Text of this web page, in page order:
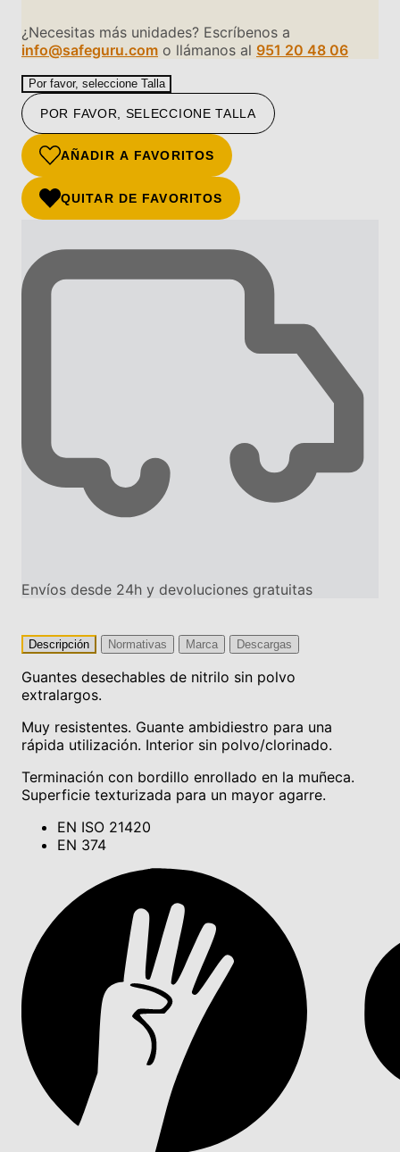
¿Necesitas más unidades? Escríbenos a
info@safeguru.com o llámanos al 951 20 48 06
Por favor, seleccione Talla
POR FAVOR, SELECCIONE TALLA
AÑADIR A FAVORITOS
QUITAR DE FAVORITOS
Envíos desde 24h y devoluciones gratuitas
Descripción Normativas Marca Descargas
Guantes desechables de nitrilo sin polvo
extralargos.
Muy resistentes. Guante ambidiestro para una
rápida utilización. Interior sin polvo/clorinado.
Terminación con bordillo enrollado en la muñeca.
Superficie texturizada para un mayor agarre.
EN ISO 21420
EN 374